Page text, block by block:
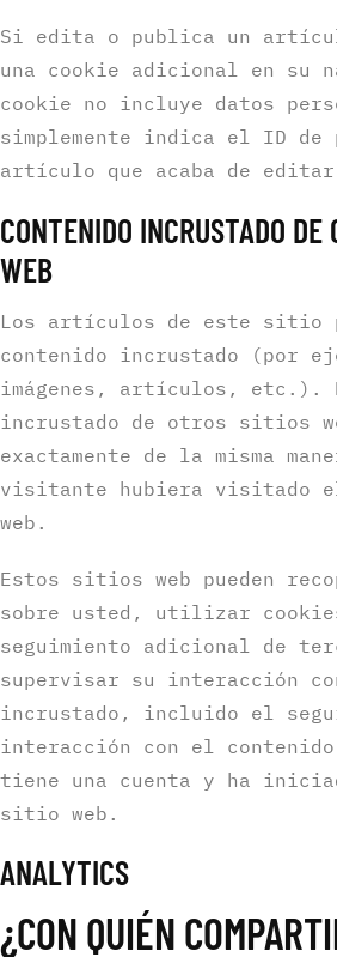
Si edita o publica un
una cookie adicional en su
cookie no incluye datos
simplemente indica el ID
artículo que acaba de
CONTENIDO INCRUSTADO DE
WEB
Los artículos de este sitio
contenido incrustado (por
imágenes, artículos, etc.).
incrustado de otros sitios
exactamente de la misma
visitante hubiera visitado
web.
Estos sitios web pueden
sobre usted, utilizar
seguimiento adicional de
supervisar su interacción
incrustado, incluido el
interacción con el
tiene una cuenta y ha
sitio web.
ANALYTICS
¿CON QUIÉN